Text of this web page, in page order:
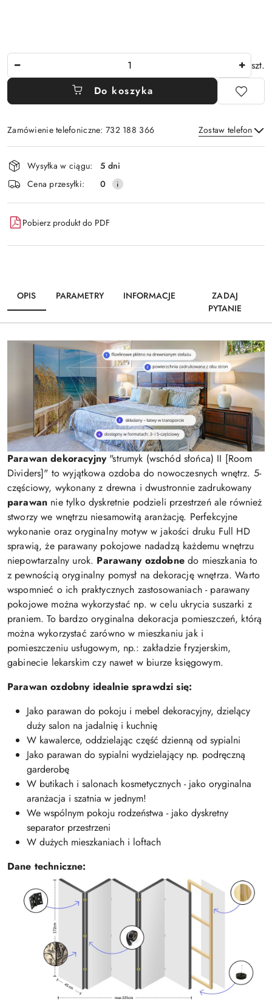
szt.
Do koszyka
Zamówienie telefoniczne: 732 188 366 Zostaw telefon
Wyślij
Dostępność
i
dostawa
Wysyłka w ciągu:
5 dni
Cena przesyłki:
0
Pobierz produkt do PDF
OPIS PARAMETRY INFORMACJE
ZADAJ
PYTANIE
Parawan dekoracyjny"strumyk (wschód słońca) II [Room
Dividers]" to wyjątkowa ozdoba do nowoczesnych wnętrz. 5-
częściowy, wykonany z drewna i dwustronnie zadrukowany
parawan nie tylko dyskretnie podzieli przestrzeń ale również
stworzy we wnętrzu niesamowitą aranżację. Perfekcyjne
wykonanie oraz oryginalny motyw w jakości druku Full HD
sprawią, że parawany pokojowe nadadzą każdemu wnętrzu
niepowtarzalny urok. Parawany ozdobnedo mieszkania to
z pewnością oryginalny pomysł na dekorację wnętrza. Warto
wspomnieć o ich praktycznych zastosowaniach - parawany
pokojowe można wykorzystać np. w celu ukrycia suszarki z
praniem. To bardzo oryginalna dekoracja pomieszczeń, którą
można wykorzystać zarówno w mieszkaniu jak i
pomieszczeniu usługowym, np.: zakładzie fryzjerskim,
gabinecie lekarskim czy nawet w biurze księgowym.
Parawan ozdobny idealnie sprawdzi się:
Jako parawan do pokoju i mebel dekoracyjny, dzielący
duży salon na jadalnię i kuchnię
W kawalerce, oddzielając część dzienną od sypialni
Jako parawan do sypialni wydzielający np. podręczną
garderobę
W butikach i salonach kosmetycznych - jako oryginalna
aranżacja i szatnia w jednym!
We wspólnym pokoju rodzeństwa - jako dyskretny
separator przestrzeni
W dużych mieszkaniach i loftach
Dane techniczne: